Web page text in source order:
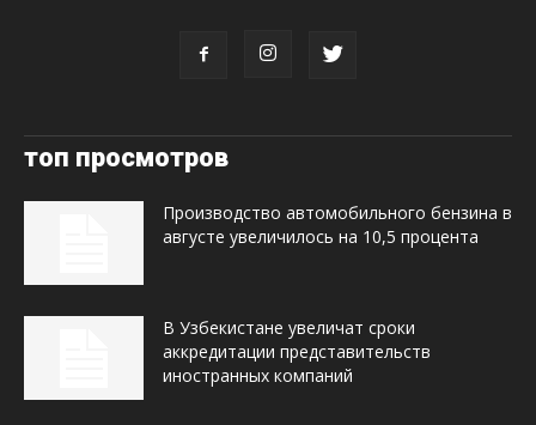
топ просмотров
Производство автомобильного бензина в
августе увеличилось на 10,5 процента
В Узбекистане увеличат сроки
аккредитации представительств
иностранных компаний